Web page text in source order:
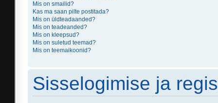
Mis on smailid?
Kas ma saan pilte postitada?
Mis on üldteadaanded?
Mis on teadeanded?
Mis on kleepsud?
Mis on suletud teemad?
Mis on teemaikoonid?
Sisselogimise ja